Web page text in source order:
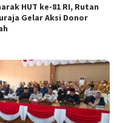
HUT ke-81 RI, Rutan
Gelar Aksi Donor